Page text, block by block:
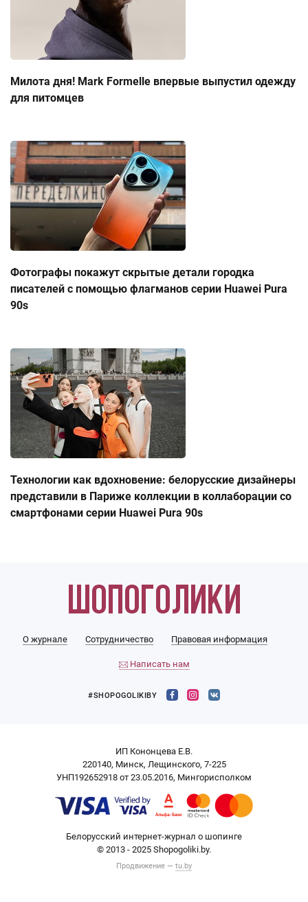
Милота дня! Mark Formelle впервые выпустил одежду
для питомцев
Фотографы покажут скрытые детали городка
писателей с помощью флагманов серии Huawei Pura
90s
Технологии как вдохновение: белорусские дизайнеры
представили в Париже коллекции в коллаборации со
смартфонами серии Huawei Pura 90s
О журнале Сотрудничество Правовая информация
Написать нам
#SHOPOGOLIKIBY
ИП Кононцева Е.В.
220140, Минск, Лещинского, 7-225
УНП192652918 от 23.05.2016, Мингорисполком
Белорусский интернет-журнал о шопинге
© 2013 - 2025 Shopogoliki.by.
Продвижение — tu.by